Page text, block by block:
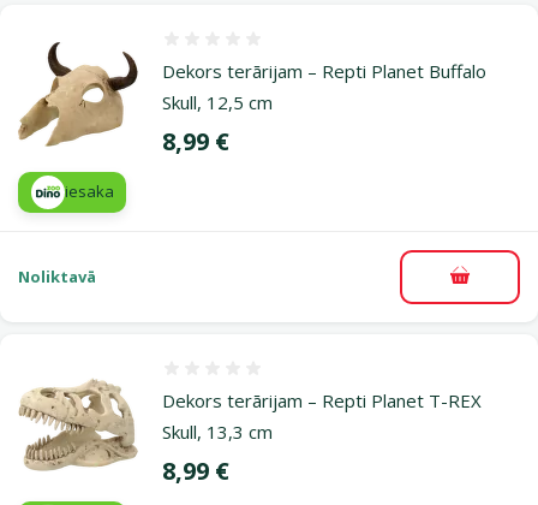
Dekors terārijam – Repti Planet Buffalo
Skull, 12,5 cm
Cena
8,99 €
iesaka
Noliktavā
Dekors terārijam – Repti Planet T-REX
Skull, 13,3 cm
Cena
8,99 €